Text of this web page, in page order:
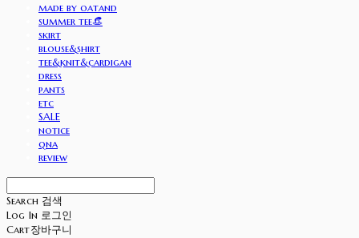
made by oatand
summer tee👒
skirt
blouse&shirt
tee&knit&cardigan
dress
pants
etc
SALE
notice
qna
review
Search 검색
Log In 로그인
Cart장바구니